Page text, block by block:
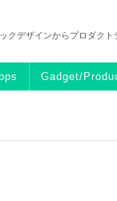
クデザインからプロダク
Gadget/